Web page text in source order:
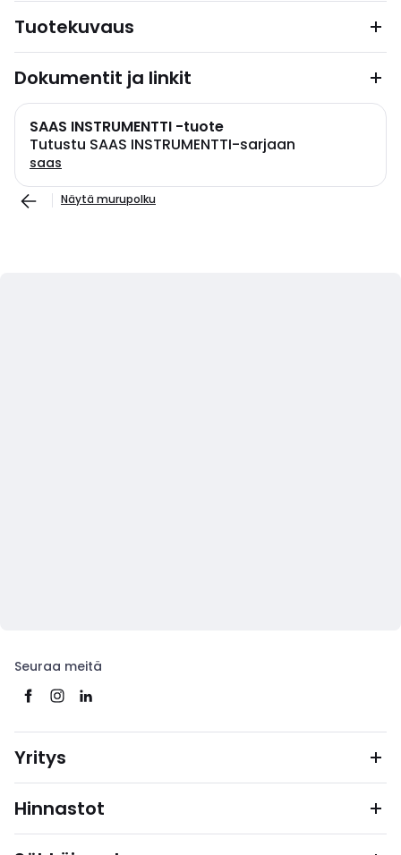
Tuotekuvaus
Dokumentit ja linkit
SAAS INSTRUMENTTI -tuote
Tutustu SAAS INSTRUMENTTI-sarjaan
saas
Näytä murupolku
Seuraa meitä
Yritys
Hinnastot